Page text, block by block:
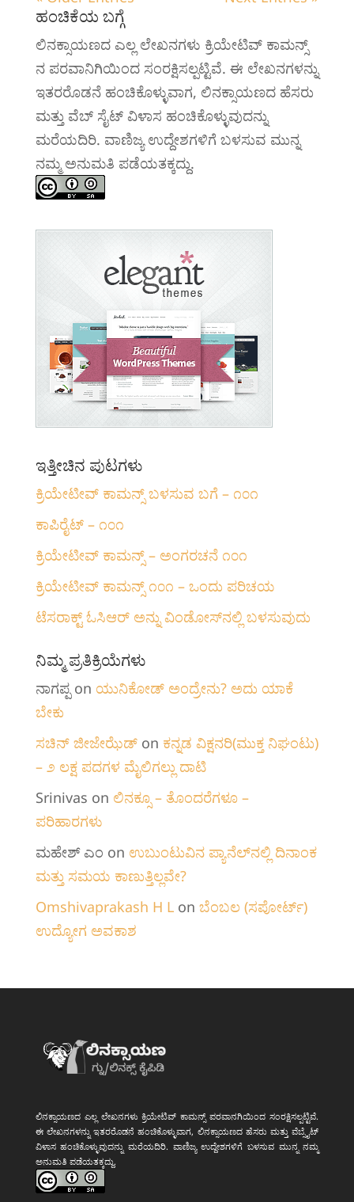
ಹಂಚಿಕೆಯ ಬಗ್ಗೆ
ಲಿನಕ್ಸಾಯಣದ ಎಲ್ಲ ಲೇಖನಗಳು ಕ್ರಿಯೇಟಿವ್ ಕಾಮನ್ಸ್
ನ ಪರವಾನಿಗಿಯಿಂದ ಸಂರಕ್ಷಿಸಲ್ಪಟ್ಟಿವೆ. ಈ ಲೇಖನಗಳನ್ನು
ಇತರರೊಡನೆ ಹಂಚಿಕೊಳ್ಳುವಾಗ, ಲಿನಕ್ಸಾಯಣದ ಹೆಸರು
ಮತ್ತು ವೆಬ್ ಸೈಟ್ ವಿಳಾಸ ಹಂಚಿಕೊಳ್ಳುವುದನ್ನು
ಮರೆಯದಿರಿ. ವಾಣಿಜ್ಯ ಉದ್ದೇಶಗಳಿಗೆ ಬಳಸುವ ಮುನ್ನ
ನಮ್ಮ ಅನುಮತಿ ಪಡೆಯತಕ್ಕದ್ದು.
ಇತ್ತೀಚಿನ ಪುಟಗಳು
ಕ್ರಿಯೇಟೀವ್ ಕಾಮನ್ಸ್ ಬಳಸುವ ಬಗೆ – ೧೦೧
ಕಾಪಿರೈಟ್ – ೧೦೧
ಕ್ರಿಯೇಟೀವ್ ಕಾಮನ್ಸ್ – ಅಂಗರಚನೆ ೧೦೧
‍ಕ್ರಿಯೇಟೀವ್ ಕಾಮನ್ಸ್ ೧೦೧‌ – ಒಂದು ಪರಿಚಯ
ಟೆಸರಾಕ್ಟ್ ಓಸಿಆರ್ ಅನ್ನು ವಿಂಡೋಸ್‌ನಲ್ಲಿ ಬಳಸುವುದು
ನಿಮ್ಮ ಪ್ರತಿಕ್ರಿಯೆಗಳು
ನಾಗಪ್ಪon ಯುನಿಕೋಡ್ ಅಂದ್ರೇನು? ಅದು ಯಾಕೆ
ಬೇಕು
ಸಚಿನ್ ಜೀಜೇಝೆಡ್on ಕನ್ನಡ ವಿಕ್ಷನರಿ‌(ಮುಕ್ತ ನಿಘಂಟು)
– ೨ ಲಕ್ಷ ಪದಗಳ ಮೈಲಿಗಲ್ಲು ದಾಟಿ
Srinivas on ಲಿನಕ್ಸೂ – ತೊಂದರೆಗಳೂ –
ಪರಿಹಾರಗಳು
ಮಹೇಶ್ ಎಂ on ಉಬುಂಟುವಿನ ಪ್ಯಾನೆಲ್‌ನಲ್ಲಿ ದಿನಾಂಕ
ಮತ್ತು ಸಮಯ ಕಾಣುತ್ತಿಲ್ಲವೇ?
Omshivaprakash H Lon ಬೆಂಬಲ (ಸಪೋರ್ಟ್)
ಉದ್ಯೋಗ ಅವಕಾಶ
ಲಿನಕ್ಸಾಯಣದ ಎಲ್ಲ ಲೇಖನಗಳು ಕ್ರಿಯೇಟಿವ್ ಕಾಮನ್ಸ್ ಪರವಾನಗಿಯಿಂದ ಸಂರಕ್ಷಿಸಲ್ಪಟ್ಟಿವೆ.
ಈ ಲೇಖನಗಳನ್ನು ಇತರರೊಡನೆ ಹಂಚಿಕೊಳ್ಳುವಾಗ, ಲಿನಕ್ಸಾಯಣದ ಹೆಸರು ಮತ್ತು ವೆಬ್ಸೈಟ್
ವಿಳಾಸ ಹಂಚಿಕೊಳ್ಳುವುದನ್ನು ಮರೆಯದಿರಿ. ವಾಣಿಜ್ಯ ಉದ್ದೇಶಗಳಿಗೆ ಬಳಸುವ ಮುನ್ನ ನಮ್ಮ
ಅನುಮತಿ ಪಡೆಯತಕ್ಕದ್ದು.